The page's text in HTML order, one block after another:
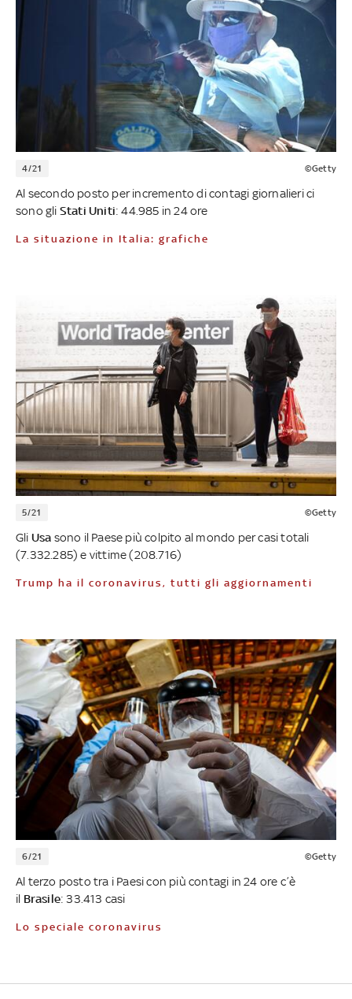
4/21 ©Getty
Al secondo posto per incremento di contagi giornalieri ci
sono gli Stati Uniti: 44.985 in 24 ore
La situazione in Italia: grafiche
5/21 ©Getty
Gli Usa sono il Paese più colpito al mondo per casi totali
(7.332.285) e vittime (208.716)
Trump ha il coronavirus, tutti gli aggiornamenti
6/21 ©Getty
Al terzo posto tra i Paesi con più contagi in 24 ore c’è
il Brasile: 33.413 casi
Lo speciale coronavirus